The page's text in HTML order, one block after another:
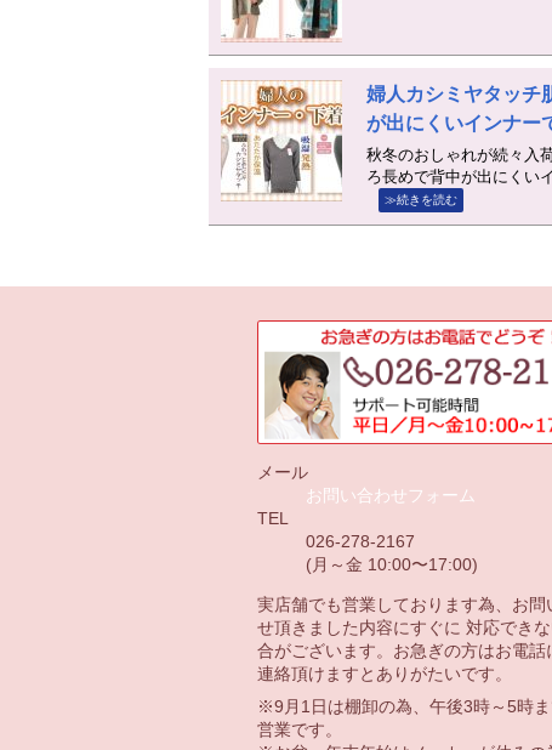
婦人カシミヤタッチ
が出にくいインナー
秋冬のおしゃれが続々入
ろ長めで背中が出にくい
≫続きを読む
メール
お問い合わせフォーム
TEL
026-278-2167
(月～金 10:00〜17:00)
実店舗でも営業しております為、お問
せ頂きました内容にすぐに 対応でき
合がございます。お急ぎの方はお電話
連絡頂けますとありがたいです。
※9月1日は棚卸の為、午後3時～5時
営業です。